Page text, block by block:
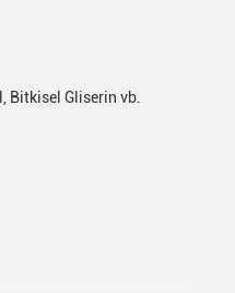
Bitkisel Gliserin vb.